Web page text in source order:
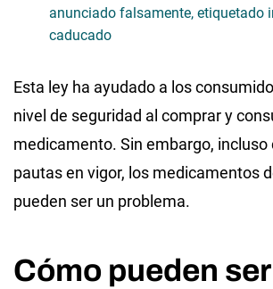
anunciado falsamente, etiquetado
caducado
Esta ley ha ayudado a los
nivel de seguridad al comprar y
medicamento. Sin embargo, incluso
pautas en vigor, los medicamentos
pueden ser un problema.
Cómo pueden ser